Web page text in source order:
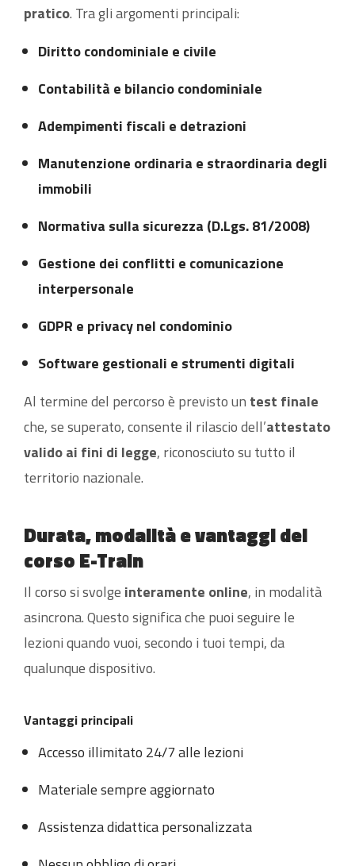
pratico. Tra gli argomenti principali:
Diritto condominiale e civile
Contabilità e bilancio condominiale
Adempimenti fiscali e detrazioni
Manutenzione ordinaria e straordinaria degli
immobili
Normativa sulla sicurezza (D.Lgs. 81/2008)
Gestione dei conflitti e comunicazione
interpersonale
GDPR e privacy nel condominio
Software gestionali e strumenti digitali
Al termine del percorso è previsto un test finale
che, se superato, consente il rilascio dell’attestato
valido ai fini di legge, riconosciuto su tutto il
territorio nazionale.
Durata, modalità e vantaggi del
corso E-Train
Il corso si svolge interamente online, in modalità
asincrona. Questo significa che puoi seguire le
lezioni quando vuoi, secondo i tuoi tempi, da
qualunque dispositivo.
Vantaggi principali
Accesso illimitato 24/7 alle lezioni
Materiale sempre aggiornato
Assistenza didattica personalizzata